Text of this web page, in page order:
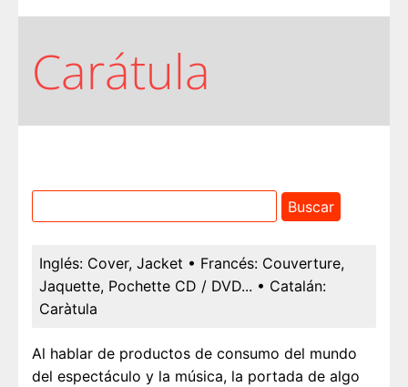
Carátula
Inglés: Cover, Jacket • Francés: Couverture,
Jaquette, Pochette CD / DVD... • Catalán:
Caràtula
Al hablar de productos de consumo del mundo
del espectáculo y la música, la portada de algo